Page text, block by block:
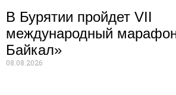
В Бурятии пройдет VII
международный
Байкал»
08.08.2026